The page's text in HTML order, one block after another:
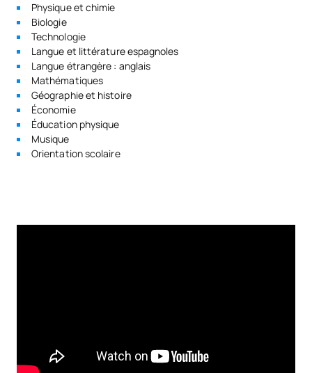
Physique et chimie
Biologie
Technologie
Langue et littérature espagnoles
Langue étrangère : anglais
Mathématiques
Géographie et histoire
Économie
Éducation physique
Musique
Orientation scolaire